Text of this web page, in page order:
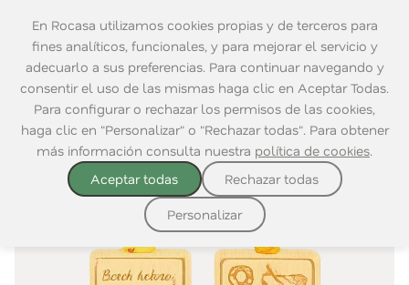
En Rocasa utilizamos cookies propias y de terceros para
fines analíticos, funcionales, y para mejorar el servicio y
adecuarlo a sus preferencias. Para continuar navegando y
consentir el uso de las mismas haga clic en Aceptar Todas.
Para configurar o rechazar los permisos de las cookies,
haga clic en "Personalizar" o "Rechazar todas". Para obtener
más información consulta nuestra política de cookies.
Aceptar todas
Rechazar todas
Personalizar
Home|Mesa|
Complementos
Mesa
|
Bandejas y Manteles
individual